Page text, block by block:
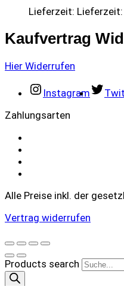
Lieferzeit:
Kaufvertrag
Hier Widerrufen
Instagram
Zahlungsarten
Alle Preise inkl. der
Vertrag widerrufen
Products search